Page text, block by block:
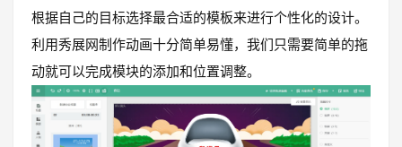
根据自己的目标选择最合适的模板来进行个性化的设计。
利用秀展网制作动画十分简单易懂，我们只需要简单的拖
动就可以完成模块的添加和位置调整。